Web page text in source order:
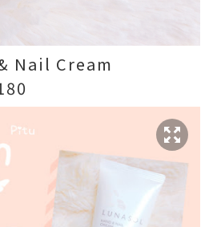
Nail Cream